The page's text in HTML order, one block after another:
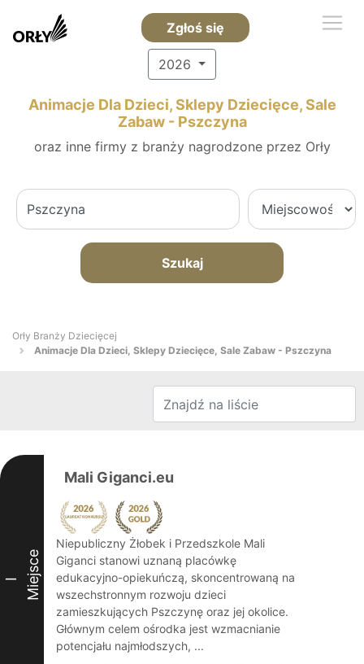
Zgłoś się
2026
Animacje Dla Dzieci, Sklepy Dziecięce, Sale
Zabaw - Pszczyna
oraz inne firmy z branży nagrodzone przez Orły
Szukaj
Orły Branży Dziecięcej
Animacje Dla Dzieci, Sklepy Dziecięce, Sale Zabaw - Pszczyna
I Miejsce
Mali Giganci.eu
Niepubliczny Żłobek i Przedszkole Mali
Giganci stanowi uznaną placówkę
edukacyjno-opiekuńczą, skoncentrowaną na
wszechstronnym rozwoju dzieci
zamieszkujących Pszczynę oraz jej okolice.
Głównym celem ośrodka jest wzmacnianie
potencjału najmłodszych, ...